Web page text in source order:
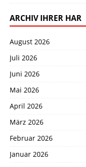
ARCHIV IHRER HAR
August 2026
Juli 2026
Juni 2026
Mai 2026
April 2026
März 2026
Februar 2026
Januar 2026